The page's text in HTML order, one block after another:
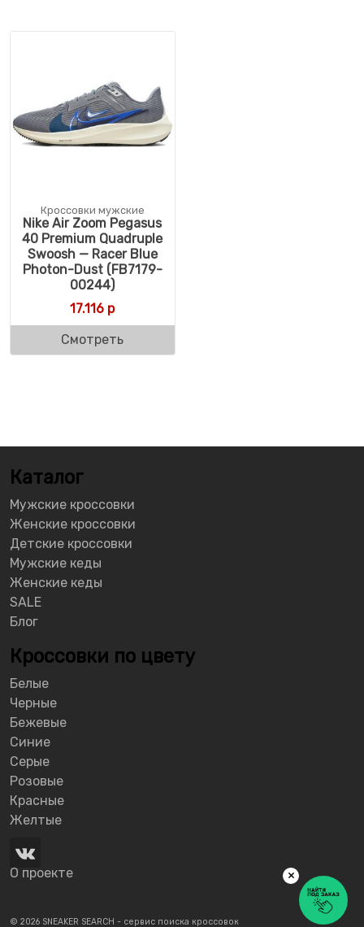
Кроссовки мужские
Nike Air Zoom Pegasus
40 Premium Quadruple
Swoosh — Racer Blue
Photon-Dust (FB7179-
00244)
17.116 р
Смотреть
Каталог
Мужские кроссовки
Женские кроссовки
Детские кроссовки
Мужские кеды
Женские кеды
SALE
Блог
Кроссовки по цвету
Белые
Черные
Бежевые
Синие
Серые
Розовые
Красные
Желтые
О проекте
© 2026 SNEAKER SEARCH - сервис поиска кроссовок
×